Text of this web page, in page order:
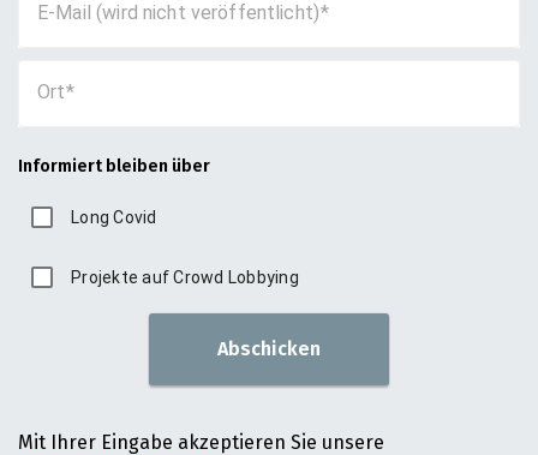
E-Mail (wird nicht veröffentlicht)
Ort
Informiert bleiben über
Long Covid
Projekte auf Crowd Lobbying
Abschicken
Mit Ihrer Eingabe akzeptieren Sie unsere